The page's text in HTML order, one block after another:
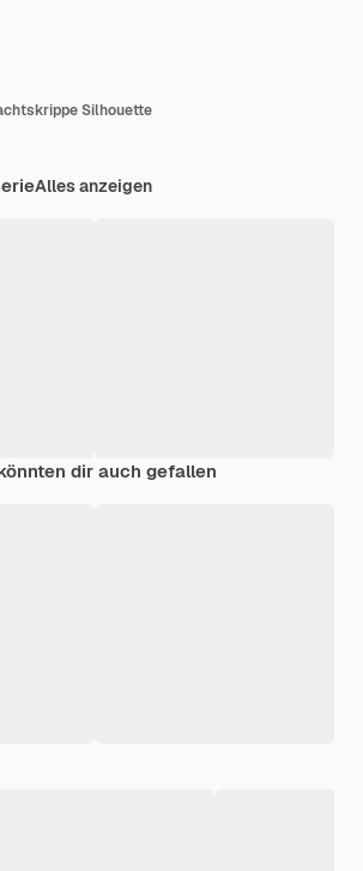
Silhouette
Alles anzeigen
dir auch gefallen